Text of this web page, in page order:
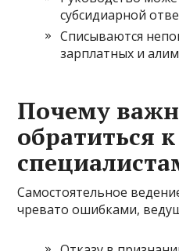
субсидиарной
Списываются
зарплатных и
Почему
обратиться к
Самостоятельное
чревато ошибками,